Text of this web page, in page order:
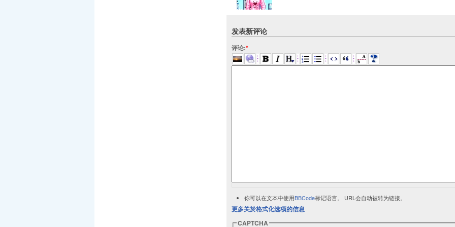
发表新评论
评论:*
你可以在文本中使用BBCode标记语言。 URL会自动被转为链接。
更多关於格式化选项的信息
CAPTCHA